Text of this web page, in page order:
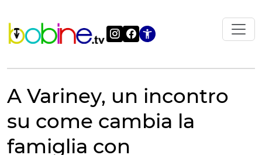
contenuto
Apri le
A Variney, un incontro
su come cambia la
famiglia con